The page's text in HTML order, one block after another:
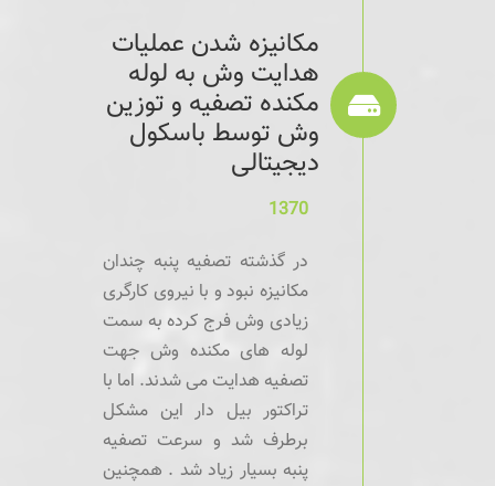
مکانیزه شدن عملیات
هدایت وش به لوله
مکنده تصفیه و توزین
وش توسط باسکول
دیجیتالی
1370
در گذشته تصفیه پنبه چندان
مکانیزه نبود و با نیروی کارگری
زیادی وش فرج کرده به سمت
لوله های مکنده وش جهت
تصفیه هدایت می شدند. اما با
تراکتور بیل دار این مشکل
برطرف شد و سرعت تصفیه
پنبه بسیار زیاد شد . همچنین